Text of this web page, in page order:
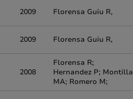
2009 Florensa Guiu R,
2009 Florensa Guiu R,
2008
Florensa R;
Hernandez P; Montilla
MA; Romero M;